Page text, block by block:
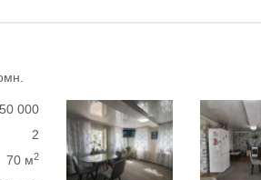
50 000
2
70 м2